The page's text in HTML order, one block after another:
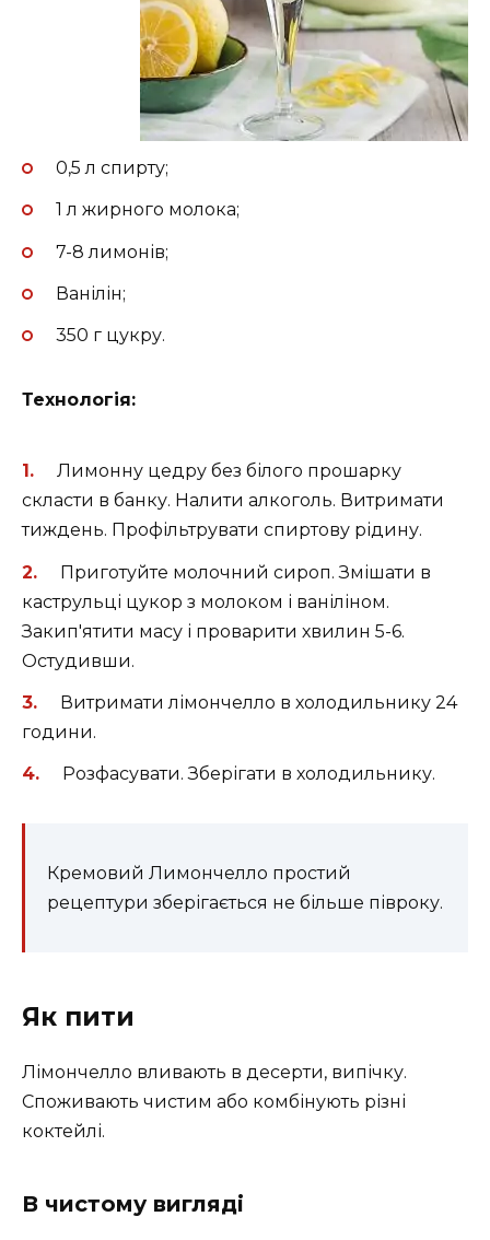
0,5 л спирту;
1 л жирного молока;
7-8 лимонів;
Ванілін;
350 г цукру.
Технологія:
Лимонну цедру без білого прошарку
скласти в банку. Налити алкоголь. Витримати
тиждень. Профільтрувати спиртову рідину.
Приготуйте молочний сироп. Змішати в
каструльці цукор з молоком і ваніліном.
Закип'ятити масу і проварити хвилин 5-6.
Остудивши.
Витримати лімончелло в холодильнику 24
години.
Розфасувати. Зберігати в холодильнику.
Кремовий Лимончелло простий
рецептури зберігається не більше півроку.
Як пити
Лімончелло вливають в десерти, випічку.
Споживають чистим або комбінують різні
коктейлі.
В чистому вигляді